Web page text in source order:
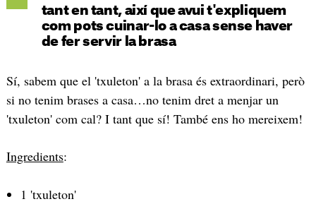
tant en tant, així que avui t'expliquem
com pots cuinar-lo a casa sense haver
de fer servir la brasa
Sí, sabem que el 'txuleton' a la brasa és extraordinari, però
si no tenim brases a casa…no tenim dret a menjar un
'txuleton' com cal? I tant que sí! També ens ho mereixem!
Ingredients:
1 'txuleton'